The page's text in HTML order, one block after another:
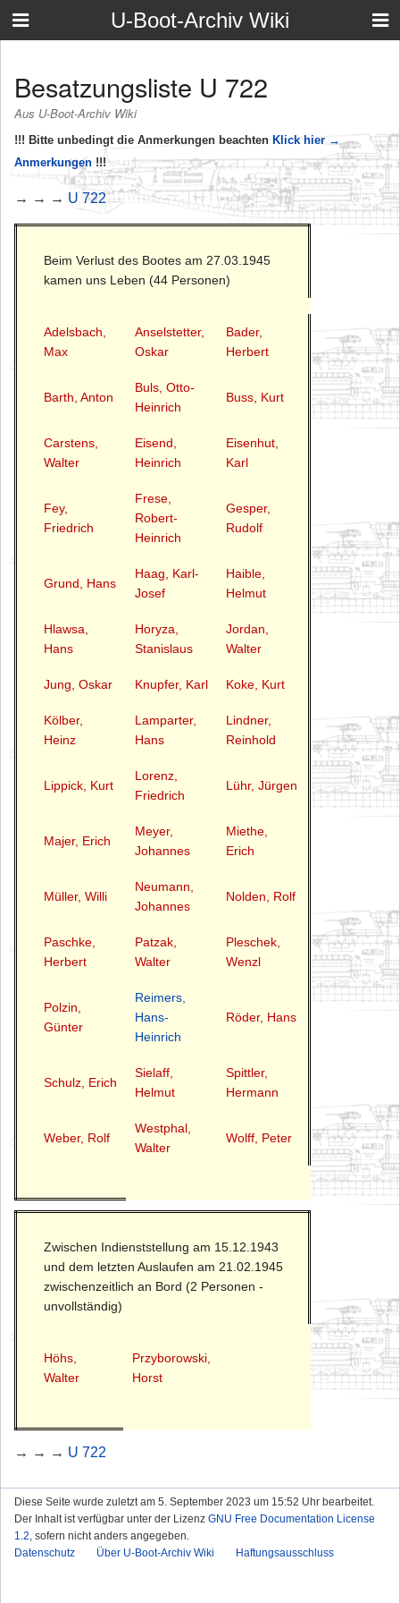
U-Boot-Archiv Wiki
Besatzungsliste U 722
Aus U-Boot-Archiv Wiki
!!! Bitte unbedingt die Anmerkungen beachten Klick hier →
Anmerkungen!!!
→ → → U 722
Beim Verlust des Bootes am 27.03.1945
kamen uns Leben (44 Personen)
Adelsbach,
Max
Anselstetter,
Oskar
Bader,
Herbert
Barth, Anton
Buls, Otto-
Heinrich
Buss, Kurt
Carstens,
Walter
Eisend,
Heinrich
Eisenhut,
Karl
Fey,
Friedrich
Frese,
Robert-
Heinrich
Gesper,
Rudolf
Grund, Hans
Haag, Karl-
Josef
Haible,
Helmut
Hlawsa,
Hans
Horyza,
Stanislaus
Jordan,
Walter
Jung, Oskar Knupfer, Karl Koke, Kurt
Kölber,
Heinz
Lamparter,
Hans
Lindner,
Reinhold
Lippick, Kurt
Lorenz,
Friedrich
Lühr, Jürgen
Majer, Erich
Meyer,
Johannes
Miethe,
Erich
Müller, Willi
Neumann,
Johannes
Nolden, Rolf
Paschke,
Herbert
Patzak,
Walter
Pleschek,
Wenzl
Polzin,
Günter
Reimers,
Hans-
Heinrich
Röder, Hans
Schulz, Erich
Sielaff,
Helmut
Spittler,
Hermann
Weber, Rolf
Westphal,
Walter
Wolff, Peter
Zwischen Indienststellung am 15.12.1943
und dem letzten Auslaufen am 21.02.1945
zwischenzeitlich an Bord (2 Personen -
unvollständig)
Höhs,
Walter
Przyborowski,
Horst
→ → → U 722
Diese Seite wurde zuletzt am 5. September 2023 um 15:52 Uhr bearbeitet.
Der Inhalt ist verfügbar unter der Lizenz GNU Free Documentation License
1.2 , sofern nicht anders angegeben.
Datenschutz
Über U-Boot-Archiv Wiki Haftungsausschluss